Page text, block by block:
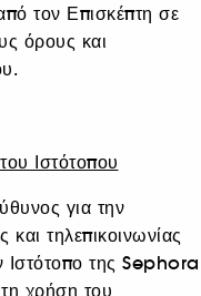
τον Επισκέπτη σε
όρους και
Ιστότοπου
για την
τηλεπικοινωνίας
Ιστότοπο της Sephora
χρήση του